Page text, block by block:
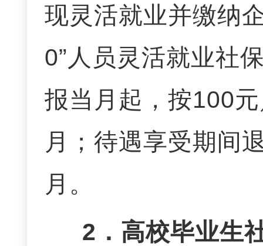
现灵活就业并缴纳
0”人员灵活就业社
报当月起，按100
月；待遇享受期间
月。
2．高校毕业生